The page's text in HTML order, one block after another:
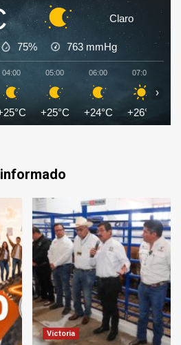
Claro
75% 763 mmHg
04:00 05:00
+25°C
06:00
+24°C
07:00
+26°C
›
Victoria